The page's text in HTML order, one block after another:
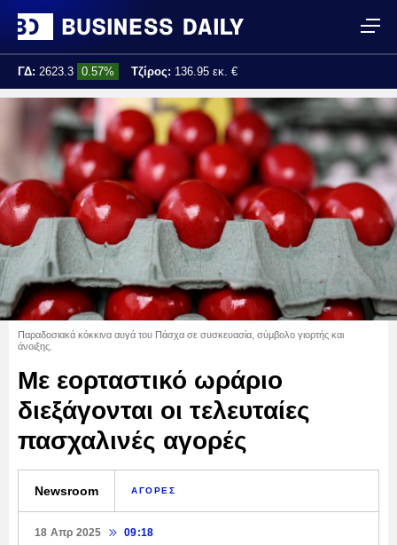
ΓΔ: 2623.3 0.57% Τζίρος: 136.95 εκ. €
Τελ. ενημέρωση: 15:29:35
Παραδοσιακά κόκκινα αυγά του Πάσχα σε συσκευασία, σύμβολο γιορτής και
άνοιξης.
Με εορταστικό ωράριο
διεξάγονται οι τελευταίες
πασχαλινές αγορές
Newsroom ΑΓΟΡΕΣ
18 Απρ 2025 09:18